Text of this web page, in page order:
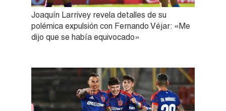
Joaquín Larrivey revela detalles de su
polémica expulsión con Fernando Véjar: «Me
dijo que se había equivocado»